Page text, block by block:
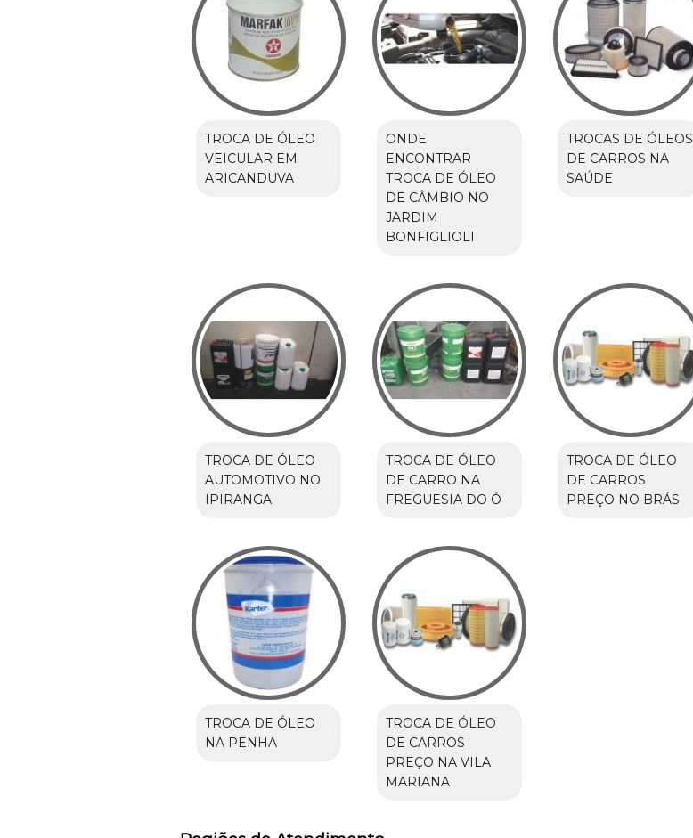
TROCA DE ÓLEO
VEICULAR EM
ARICANDUVA
ONDE
ENCONTRAR
TROCA DE ÓLEO
DE CÂMBIO NO
JARDIM
BONFIGLIOLI
TROCAS DE ÓLEOS
DE CARROS NA
SAÚDE
TROCA DE ÓLEO
AUTOMOTIVO NO
IPIRANGA
TROCA DE ÓLEO
DE CARRO NA
FREGUESIA DO Ó
TROCA DE ÓLEO
DE CARROS
PREÇO NO BRÁS
TROCA DE ÓLEO
NA PENHA
TROCA DE ÓLEO
DE CARROS
PREÇO NA VILA
MARIANA